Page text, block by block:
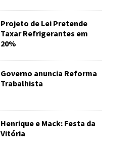
Projeto de Lei Pretende
Taxar Refrigerantes em
20%
Governo anuncia Reforma
Trabalhista
Henrique e Mack: Festa da
Vitória